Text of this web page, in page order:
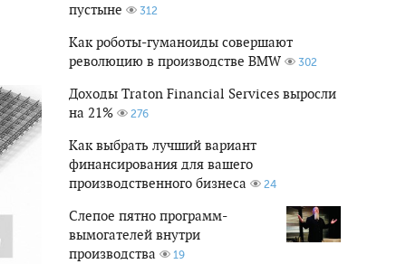
пустыне
312
Как роботы-гуманоиды совершают
революцию в производстве BMW
302
Доходы Traton Financial Services выросли
на 21%
276
Как выбрать лучший вариант
финансирования для вашего
производственного бизнеса
24
Слепое пятно программ-
вымогателей внутри
производства
19